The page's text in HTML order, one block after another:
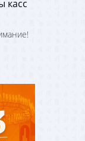
касс